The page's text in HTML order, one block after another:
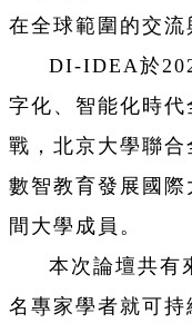
在全球範圍的交流
DI-IDEA於
字化、 智能化時
戰， 北京大學聯合
數智教育發展國際
間大學成員。
本次論壇共有
名專家學者就可持